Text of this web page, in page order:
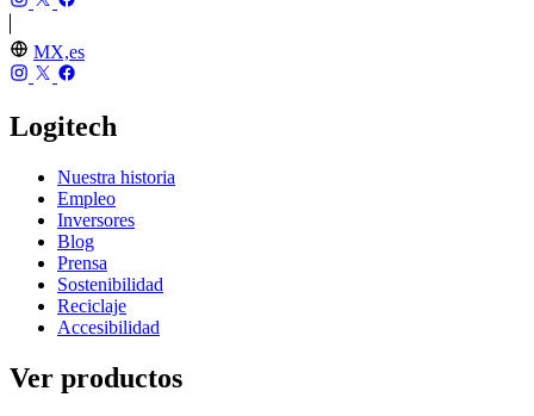
MX,es
Logitech
Nuestra historia
Empleo
Inversores
Blog
Prensa
Sostenibilidad
Reciclaje
Accesibilidad
Ver productos